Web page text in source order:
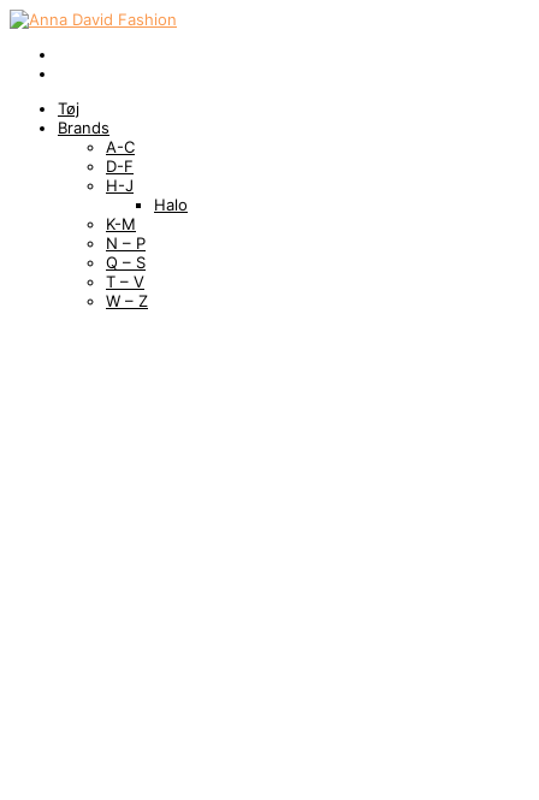
Tøj
Brands
A-C
D-F
H-J
Halo
K-M
N – P
Q – S
T – V
W – Z